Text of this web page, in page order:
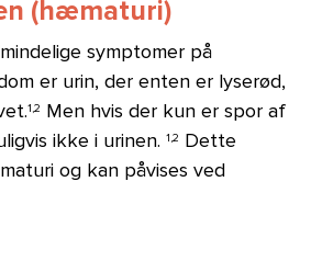
(hæmaturi)
symptomer på
er urin, der enten er lyserød,
1,2 Men hvis der kun er spor af
ikke i urinen. 1,2 Dette
og kan påvises ved